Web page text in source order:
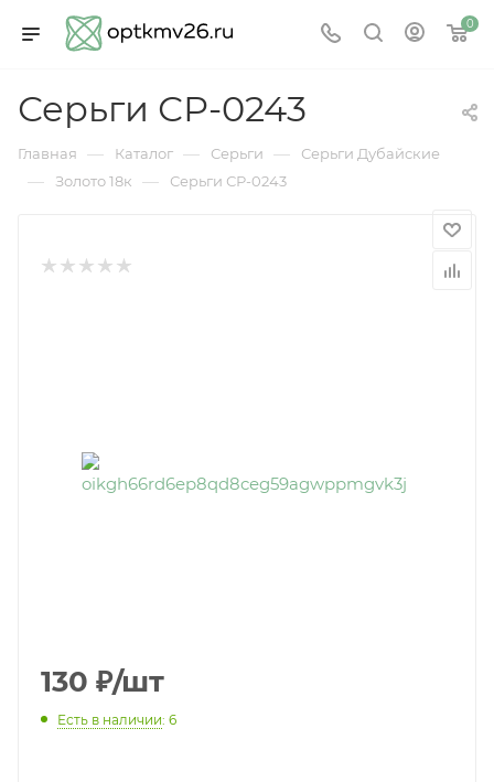
0
Серьги СР-0243
Главная — Каталог — Серьги — Серьги Дубайские
— Золото 18к — Серьги СР-0243
130 ₽/шт
Есть в наличии: 6